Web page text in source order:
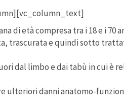
di età compresa tra i 18 e i 70
trascurata e quindi sotto
dal limbo e dai tabù in cui è
ulteriori danni anatomo-